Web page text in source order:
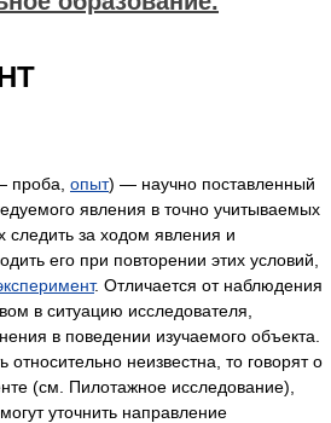
проба, опыт) — научно поставленный
явления в точно учитываемых
следить за ходом явления и
его при повторении этих условий,
. Отличается от наблюдения
в ситуацию исследователя,
в поведении изучаемого объекта.
относительно неизвестна, то говорят о
(см. Пилотажное исследование),
уточнить направление